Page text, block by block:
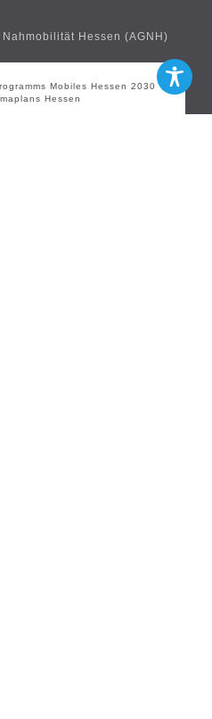
Hessen (AGNH)
Mobiles Hessen 2030
Hessen